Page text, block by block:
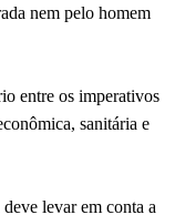
nem pelo homem
entre os imperativos
sanitária e
levar em conta a